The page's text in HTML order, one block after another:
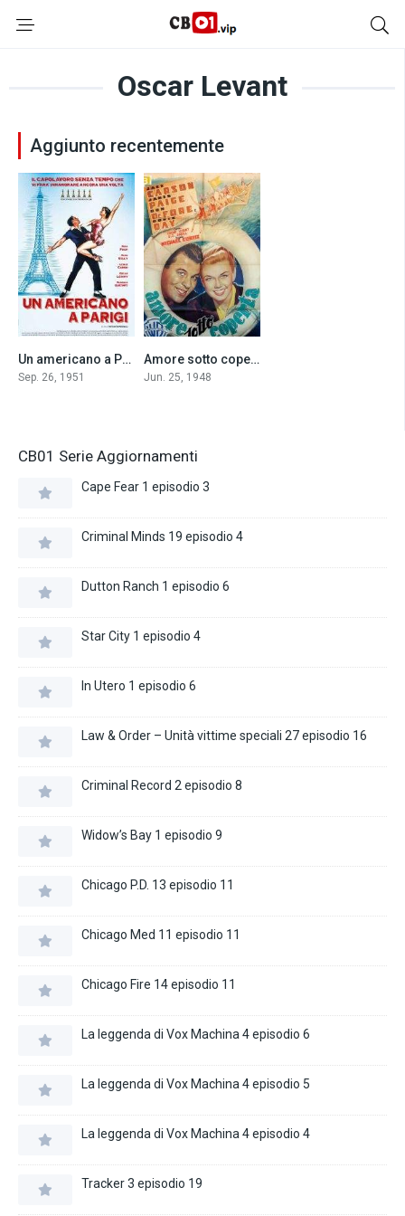
Oscar Levant
Aggiunto recentemente
7.2Un americano a Parigi (1951)
Sep. 26, 1951
7.0Amore sotto coperta (1948)
Jun. 25, 1948
CB01 Serie Aggiornamenti
Cape Fear 1 episodio 3
Criminal Minds 19 episodio 4
Dutton Ranch 1 episodio 6
Star City 1 episodio 4
In Utero 1 episodio 6
Law & Order – Unità vittime speciali 27 episodio 16
Criminal Record 2 episodio 8
Widow’s Bay 1 episodio 9
Chicago P.D. 13 episodio 11
Chicago Med 11 episodio 11
Chicago Fire 14 episodio 11
La leggenda di Vox Machina 4 episodio 6
La leggenda di Vox Machina 4 episodio 5
La leggenda di Vox Machina 4 episodio 4
Tracker 3 episodio 19